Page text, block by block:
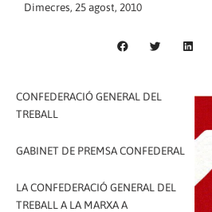
Dimecres, 25 agost, 2010
CONFEDERACIÓ GENERAL DEL
TREBALL
GABINET DE PREMSA CONFEDERAL
LA CONFEDERACIÓ GENERAL DEL
TREBALL A LA MARXA A